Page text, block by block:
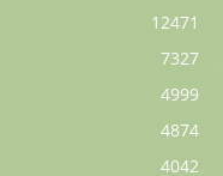
12471
7327
4999
4874
4042